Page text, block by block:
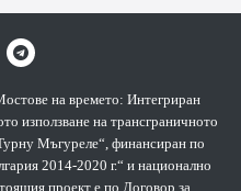
на времето: Интегриран
използване на трансграничното
Мъгуреле“, финансиран по
2014-2020 г.“ и национално
проект е по Договор за